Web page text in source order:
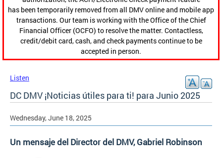
has been temporarily removed from all DMV online and mobile app
transactions. Our team is working with the Office of the Chief
Financial Officer (OCFO) to resolve the matter. Contactless,
credit/debit card, cash, and check payments continue to be
accepted in person.
Listen
DC DMV ¡Noticias útiles para ti! para Junio 2025
Wednesday, June 18, 2025
Un mensaje del Director del DMV, Gabriel Robinson